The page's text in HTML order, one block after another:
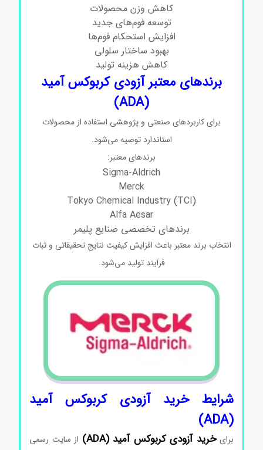
کاهش وزن محصولات
توسعه فوم‌های جدید
افزایش استحکام فوم‌ها
بهبود ساختار سلولی
کاهش هزینه تولید
برندهای معتبر آزودی‌ کربوکس آمید
برای کاربردهای صنعتی و پژوهشی استفاده از محصولات
استاندارد توصیه می‌شود.
برندهای معتبر:
Sigma-Aldrich
Merck
Tokyo Chemical Industry (TCI)
Alfa Aesar
برندهای تخصصی صنایع پلیمر
انتخاب برند معتبر باعث افزایش کیفیت نتایج تحقیقاتی و ثبات
فرآیند تولید می‌شود.
شرایط خرید آزودی‌ کربوکس آمید
برایخرید آزودی‌ کربوکس آمید (ADA) از سایترسمی